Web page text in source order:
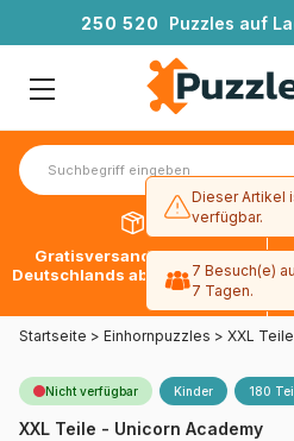
250 520 Puzzles auf
Gratisversand innerhalb
Deutschlands ab 49 € mit DPD
Startseite > Einhornpuzzles > XXL
Nicht verfügbar Kinder 180
XXL Teile - Unicorn Academy
Dieser Artikel
verfügbar.
7 Besuch(e)
7 Tagen.